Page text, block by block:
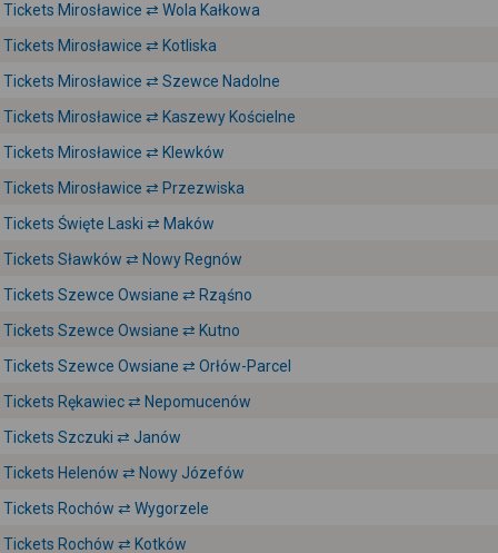
Tickets Mirosławice ⇄ Wola Kałkowa
Tickets Mirosławice ⇄ Kotliska
Tickets Mirosławice ⇄ Szewce Nadolne
Tickets Mirosławice ⇄ Kaszewy Kościelne
Tickets Mirosławice ⇄ Klewków
Tickets Mirosławice ⇄ Przezwiska
Tickets Święte Laski ⇄ Maków
Tickets Sławków ⇄ Nowy Regnów
Tickets Szewce Owsiane ⇄ Rząśno
Tickets Szewce Owsiane ⇄ Kutno
Tickets Szewce Owsiane ⇄ Orłów-Parcel
Tickets Rękawiec ⇄ Nepomucenów
Tickets Szczuki ⇄ Janów
Tickets Helenów ⇄ Nowy Józefów
Tickets Rochów ⇄ Wygorzele
Tickets Rochów ⇄ Kotków